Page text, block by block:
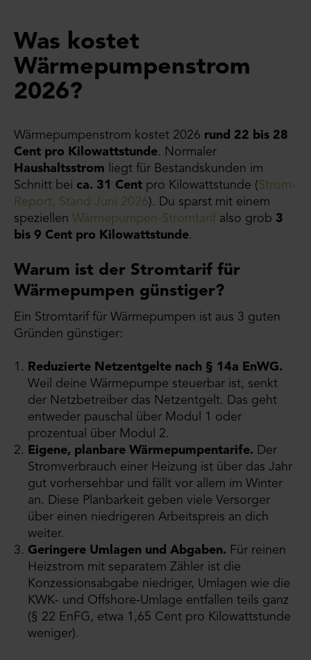
Was kostet
Wärmepumpenstrom
2026?
Wärmepumpenstrom kostet 2026 rund 22 bis 28
Cent pro Kilowattstunde. Normaler
Haushaltsstrom liegt für Bestandskunden im
Schnitt bei ca. 31 Cent pro Kilowattstunde (Strom-
Report, Stand Juni 2026). Du sparst mit einem
speziellen Wärmepumpen-Stromtarif also grob 3
bis 9 Cent pro Kilowattstunde.
Warum ist der Stromtarif für
Wärmepumpen günstiger?
Ein Stromtarif für Wärmepumpen ist aus 3 guten
Gründen günstiger:
Reduzierte Netzentgelte nach § 14a EnWG.
Weil deine Wärmepumpe steuerbar ist, senkt
der Netzbetreiber das Netzentgelt. Das geht
entweder pauschal über Modul 1 oder
prozentual über Modul 2.
Eigene, planbare Wärmepumpentarife. Der
Stromverbrauch einer Heizung ist über das Jahr
gut vorhersehbar und fällt vor allem im Winter
an. Diese Planbarkeit geben viele Versorger
über einen niedrigeren Arbeitspreis an dich
weiter.
Geringere Umlagen und Abgaben. Für reinen
Heizstrom mit separatem Zähler ist die
Konzessionsabgabe niedriger, Umlagen wie die
KWK- und Offshore-Umlage entfallen teils ganz
(§ 22 EnFG, etwa 1,65 Cent pro Kilowattstunde
weniger).